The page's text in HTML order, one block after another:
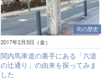
街の歴史
2017年2月3日（金）
関内馬車道の裏手にある「六道
の辻通り」の由来を探ってみま
した